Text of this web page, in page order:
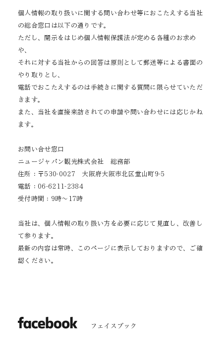
個人情報の取り扱いに関する問い合わせ等におこたえする当社
の総合窓口は以下の通りです。
ただし、開示をはじめ個人情報保護法が定める各種のお求め
や、
それに対する当社からの回答は原則として郵送等による書面の
やり取りとし、
電話でおこたえするのは手続きに関する質問に限らせていただ
きます。
また、当社を直接来訪されての申請や問い合わせには応じかね
ます。
お問い合せ窓口
ニュージャパン観光株式会社 総務部
住所：〒530-0027 大阪府大阪市北区堂山町9-5
電話：06-6211-2384
受付時間：9時～17時
当社は、個人情報の取り扱い方を必要に応じて見直し、改善し
て参ります。
最新の内容は常時、このページに表示しておりますので、ご確
認ください。